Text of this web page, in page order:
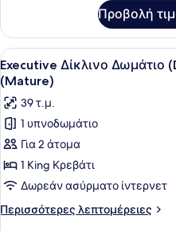
(Casual)
Δίκλινο
Δωμάτιο
(Double),
Μη
Καπνιστών
(Casual)
Προβολή
Προβολή
όλων
των
φωτογραφιών
για
Executive
Δίκλινο
Δωμάτιο
(Double),
Μη
6
Executive Δίκλινο
(Mature)
39 τ.μ.
1 υπνοδωμάτιο
Για 2 άτομα
1 King Κρεβάτι
Δωρεάν ασύρματο ίντερνετ
Περισσότερες λεπτομέρειες
Περισσότερες